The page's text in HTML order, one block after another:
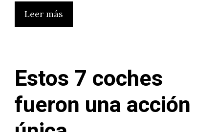
Leer más
Estos 7 coches
fueron una acción